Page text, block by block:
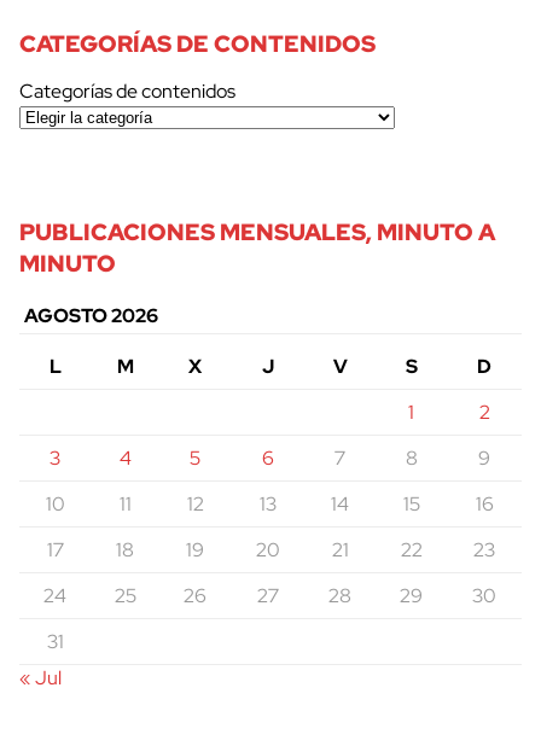
CATEGORÍAS DE CONTENIDOS
Categorías de contenidos
PUBLICACIONES MENSUALES, MINUTO A
MINUTO
AGOSTO 2026
L
M X J V S
D
1
2
3
4 5 6 7 8
9
10
11 12 13 14 15
16
17
18 19 20 21 22
23
24
25 26 27 28 29
30
31
« Jul